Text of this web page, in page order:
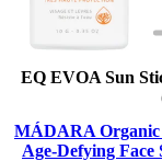
EQ EVOA Sun
MÁDARA Organic
Age-Defying Face